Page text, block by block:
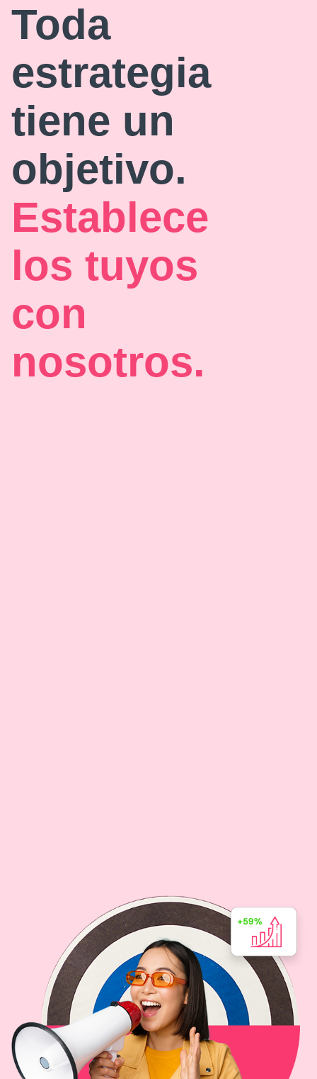
Toda
estrategia
tiene un
objetivo.
Establece
los tuyos
con
nosotros.